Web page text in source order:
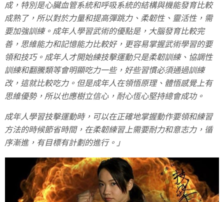
成，特別是心臟血管系統和呼吸系統的結構與機能發育比較
成熟了，所以對於力量和提高彈跳力、柔韌性、靈活性，需
要加強訓練。成年人學習武術的優點是，大腦發育比較完
善，思維能力和記憶能力比較好，更容易掌握武術學習的要
領和技巧。成年人才開始練技擊運動只是柔韌訓練、協調性
訓練和翻騰類等會明顯吃力一些，好些習慣必須通過訓練
改，這就比較吃力。但是成年人在領悟原理、體悟感覺上有
思維優勢，所以也應樹立信心，耐心恆心堅持總會成功。
成年人學習技擊運動時，可以在正確地掌握動作要領和練習
方法的時候節省時間，在柔韌練習上需要耐力和意志力，循
序漸進，有目標有計劃的進行。」